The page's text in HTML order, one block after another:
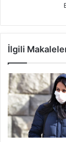
İlgili